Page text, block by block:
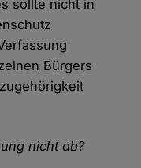
sollte nicht in
Bürgers
nicht ab?